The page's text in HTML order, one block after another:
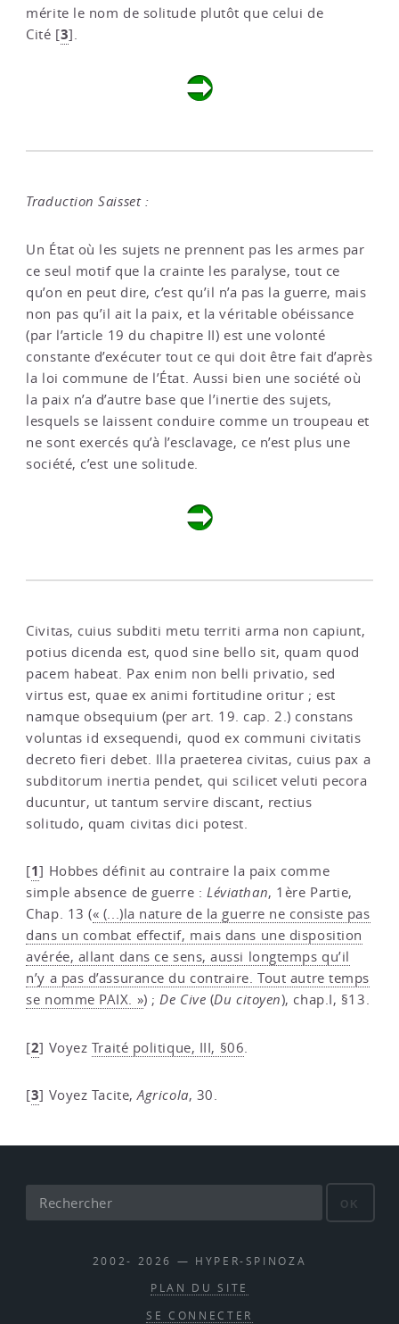
mérite le nom de solitude plutôt que celui de
Cité [3].
Traduction Saisset :
Un État où les sujets ne prennent pas les armes par
ce seul motif que la crainte les paralyse, tout ce
qu’on en peut dire, c’est qu’il n’a pas la guerre, mais
non pas qu’il ait la paix, et la véritable obéissance
(par l’article 19 du chapitre II) est une volonté
constante d’exécuter tout ce qui doit être fait d’après
la loi commune de l’État. Aussi bien une société où
la paix n’a d’autre base que l’inertie des sujets,
lesquels se laissent conduire comme un troupeau et
ne sont exercés qu’à l’esclavage, ce n’est plus une
société, c’est une solitude.
Civitas, cuius subditi metu territi arma non capiunt,
potius dicenda est, quod sine bello sit, quam quod
pacem habeat. Pax enim non belli privatio, sed
virtus est, quae ex animi fortitudine oritur ; est
namque obsequium (per art. 19. cap. 2.) constans
voluntas id exsequendi, quod ex communi civitatis
decreto fieri debet. Illa praeterea civitas, cuius pax a
subditorum inertia pendet, qui scilicet veluti pecora
ducuntur, ut tantum servire discant, rectius
solitudo, quam civitas dici potest.
[1] Hobbes définit au contraire la paix comme
simple absence de guerre :Léviathan, 1ère Partie,
Chap. 13 (« (...)la nature de la guerre ne consiste pas
dans un combat effectif, mais dans une disposition
avérée, allant dans ce sens, aussi longtemps qu’il
n’y a pas d’assurance du contraire. Tout autre temps
se nomme PAIX. ») ;De Cive (Du citoyen), chap.I, §13.
[2] Voyez Traité politique, III, §06
[3] Voyez Tacite,Agricola, 30.
OK
2002- 2026 — HYPER-SPINOZA
PLAN DU SITE
SE CONNECTER